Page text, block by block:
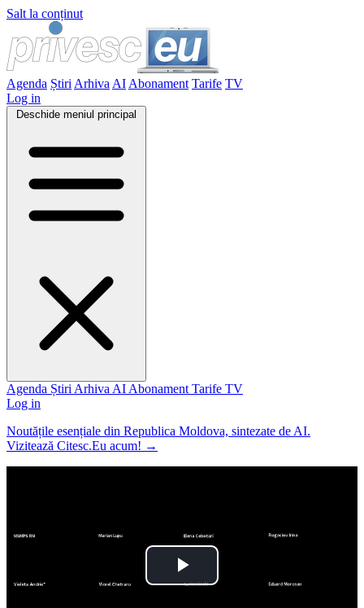
Salt la conținut
Agenda Știri Arhiva AI Abonament Tarife TV
Log in
Deschide meniul principal
Agenda Știri Arhiva AI Abonament Tarife TV
Log in
Noutățile esențiale din Republica Moldova, sintezate de AI.
Vizitează Citesc.Eu acum! →
Play